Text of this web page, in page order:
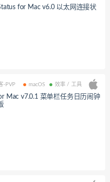
for Mac v6.0 以太网连接状
-PVP macOS 效率 / 工具
Mac v7.0.1 菜单栏任务日历闹钟